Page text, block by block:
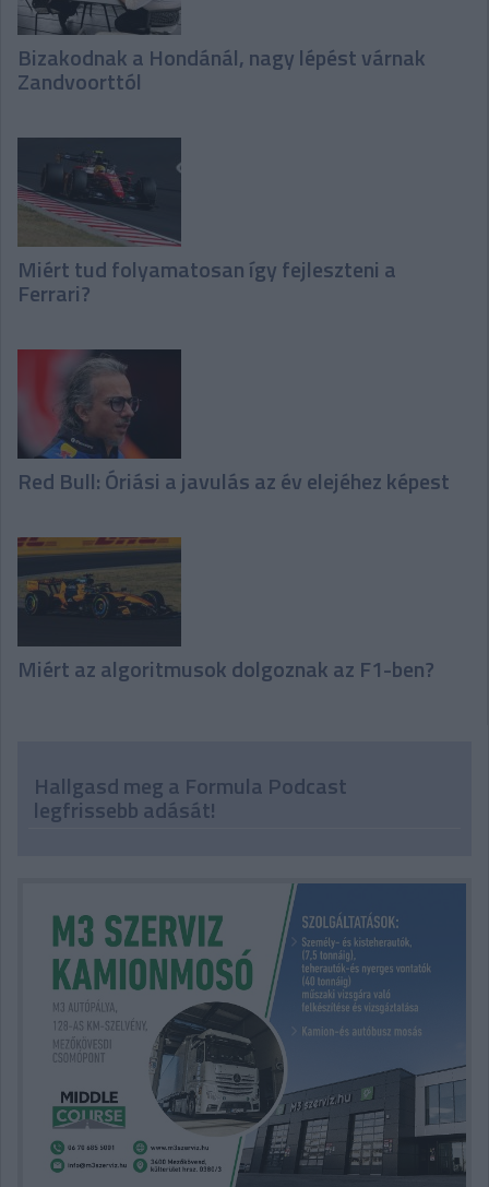
Bizakodnak a Hondánál, nagy lépést várnak
Zandvoorttól
Miért tud folyamatosan így fejleszteni a
Ferrari?
Red Bull: Óriási a javulás az év elejéhez képest
Miért az algoritmusok dolgoznak az F1-ben?
Hallgasd meg a Formula Podcast
legfrissebb adását!